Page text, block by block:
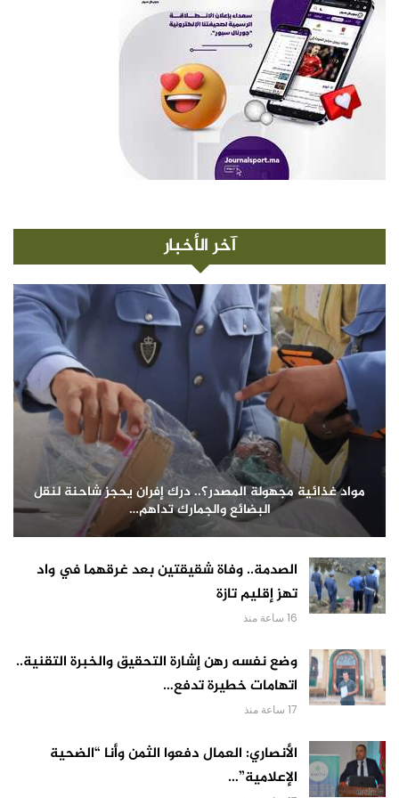
آخر الأخبار
مواد غذائية مجهولة المصدر؟.. درك إفران يحجز شاحنة لنقل
البضائع والجمارك تداهم…
الصدمة.. وفاة شقيقتين بعد غرقهما في واد
تهز إقليم تازة
16 ساعة منذ
وضع نفسه رهن إشارة التحقيق والخبرة التقنية..
اتهامات خطيرة تدفع…
17 ساعة منذ
الأنصاري: العمال دفعوا الثمن وأنا “الضحية
الإعلامية”…